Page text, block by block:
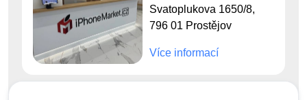
Svatoplukova 1650/8,
796 01 Prostějov
Více informací